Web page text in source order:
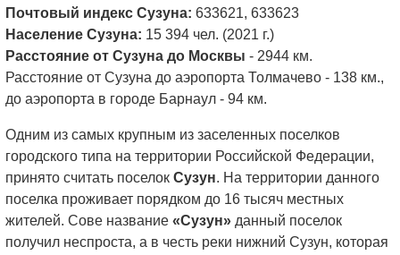
Почтовый индекс Сузуна: 633621, 633623
Население Сузуна: 15 394 чел. (2021 г.)
Расстояние от Сузуна до Москвы - 2944 км.
Расстояние от Сузуна до аэропорта Толмачево - 138 км.,
до аэропорта в городе Барнаул - 94 км.
Одним из самых крупным из заселенных поселков
городского типа на территории Российской Федерации,
принято считать поселок Сузун. На территории данного
поселка проживает порядком до 16 тысяч местных
жителей. Сове название «Сузун» данный поселок
получил неспроста, а в честь реки нижний Сузун, которая